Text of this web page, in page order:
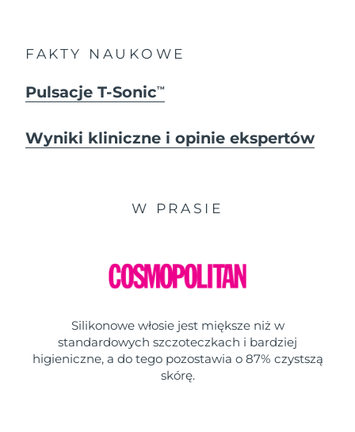
FAKTY NAUKOWE
Pulsacje T-SonicTM
Wyniki kliniczne i opinie ekspertów
W PRASIE
Silikonowe włosie jest miększe niż w
standardowych szczoteczkach i bardziej
higieniczne, a do tego pozostawia o 87% czystszą
skórę.